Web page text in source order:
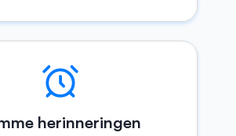
herinneringen